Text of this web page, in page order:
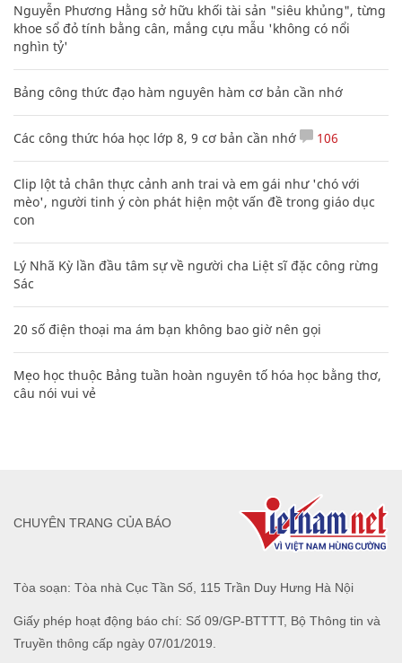
Nguyễn Phương Hằng sở hữu khối tài sản "siêu khủng", từng
khoe sổ đỏ tính bằng cân, mắng cựu mẫu 'không có nổi
nghìn tỷ'
Bảng công thức đạo hàm nguyên hàm cơ bản cần nhớ
Các công thức hóa học lớp 8, 9 cơ bản cần nhớ 106
Clip lột tả chân thực cảnh anh trai và em gái như 'chó với
mèo', người tinh ý còn phát hiện một vấn đề trong giáo dục
con
Lý Nhã Kỳ lần đầu tâm sự về người cha Liệt sĩ đặc công rừng
Sác
20 số điện thoại ma ám bạn không bao giờ nên gọi
Mẹo học thuộc Bảng tuần hoàn nguyên tố hóa học bằng thơ,
câu nói vui vẻ
Tòa soạn: Tòa nhà Cục Tần Số, 115 Trần Duy Hưng Hà Nội
Giấy phép hoạt động báo chí: Số 09/GP-BTTTT, Bộ Thông tin và
Truyền thông cấp ngày 07/01/2019.
CHUYÊN TRANG CỦA BÁO